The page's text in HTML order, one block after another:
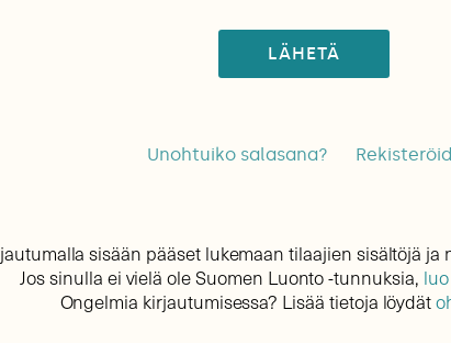
LÄHETÄ
Unohtuiko salasana?
sisään pääset lukemaan tilaajien sisältöjä ja
Jos sinulla ei vielä ole Suomen Luonto -tunnuksia,
Ongelmia kirjautumisessa? Lisää tietoja löydät